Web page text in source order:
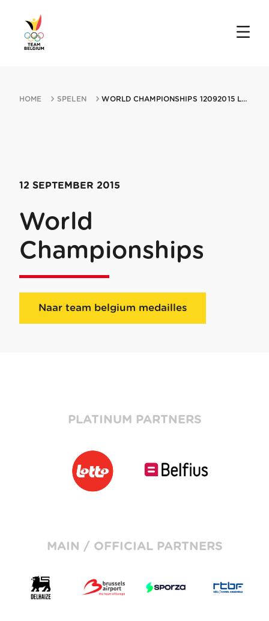
HOME SPELEN WORLD CHAMPIONSHIPS 12092015 LONATO
12 SEPTEMBER 2015
World
Championships
Naar team belgium medailles
PLATINUM PARTNERS
MAIN / OFFICIAL PARTNERS